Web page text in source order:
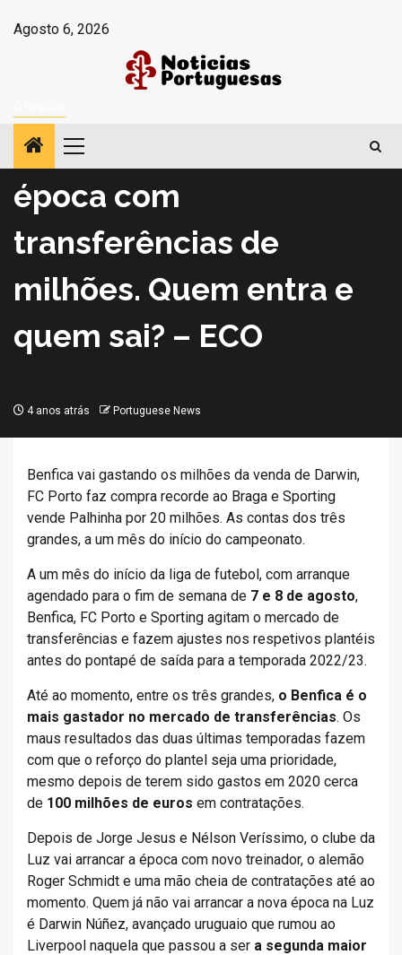
paraAgosto 6, 2026
Menu
principal
Três grandes preparam
época com
transferências de
milhões. Quem entra e
quem sai? – ECO
4 anos atrás Portuguese News
Benfica vai gastando os milhões da venda de Darwin,
FC Porto faz compra recorde ao Braga e Sporting
vende Palhinha por 20 milhões. As contas dos três
grandes, a um mês do início do campeonato.
A um mês do início da liga de futebol, com arranque
agendado para o fim de semana de 7 e 8 de agosto,
Benfica, FC Porto e Sporting agitam o mercado de
transferências e fazem ajustes nos respetivos plantéis
antes do pontapé de saída para a temporada 2022/23.
Até ao momento, entre os três grandes, o Benfica é o
mais gastador no mercado de transferências. Os
maus resultados das duas últimas temporadas fazem
com que o reforço do plantel seja uma prioridade,
mesmo depois de terem sido gastos em 2020 cerca
de 100 milhões de euros em contratações.
Depois de Jorge Jesus e Nélson Veríssimo, o clube da
Luz vai arrancar a época com novo treinador, o alemão
Roger Schmidt e uma mão cheia de contratações até ao
momento. Quem já não vai arrancar a nova época na Luz
é Darwin Núñez, avançado uruguaio que rumou ao
Liverpool naquela que passou a ser a segunda maior